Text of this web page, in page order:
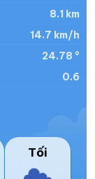
8.1 km
14.7 km/h
24.78 °
0.6
Tối